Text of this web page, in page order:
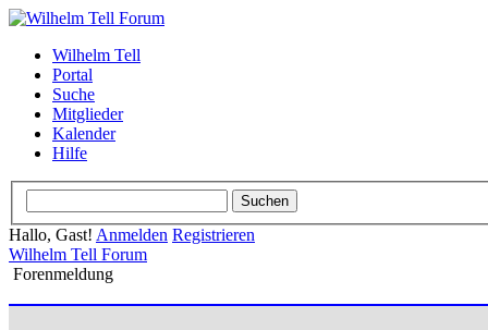
Wilhelm Tell
Portal
Suche
Mitglieder
Kalender
Hilfe
Hallo, Gast! Anmelden Registrieren
Wilhelm Tell Forum
Forenmeldung